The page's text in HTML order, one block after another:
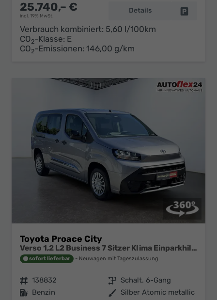
25.740,– €
incl. 19% MwSt.
Details
Verbrauch kombiniert: 5,60 l/100km
CO2-Klasse: E
CO2-Emissionen: 146,00 g/km
Toyota Proace City
Verso 1,2 L2 Business 7 Sitzer Klima Einparkhilfe Apple Tempomat DAB 10 Zoll Display Regensensor
sofort lieferbar Neuwagen mit Tageszulassung
Fahrzeugnr. 138832 Getriebe Schalt. 6-Gang
Kraftstoff Benzin Außenfarbe Silber Atomic metallic